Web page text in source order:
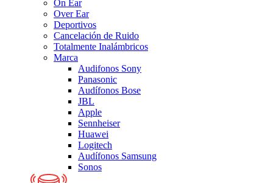
On Ear
Over Ear
Deportivos
Cancelación de Ruido
Totalmente Inalámbricos
Marca
Audifonos Sony
Panasonic
Audífonos Bose
JBL
Apple
Sennheiser
Huawei
Logitech
Audífonos Samsung
Sonos